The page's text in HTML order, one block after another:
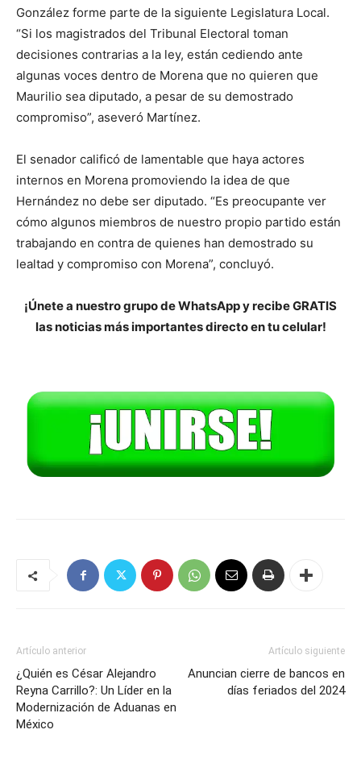
González forme parte de la siguiente Legislatura Local.
“Si los magistrados del Tribunal Electoral toman
decisiones contrarias a la ley, están cediendo ante
algunas voces dentro de Morena que no quieren que
Maurilio sea diputado, a pesar de su demostrado
compromiso”, aseveró Martínez.
El senador calificó de lamentable que haya actores
internos en Morena promoviendo la idea de que
Hernández no debe ser diputado. “Es preocupante ver
cómo algunos miembros de nuestro propio partido están
trabajando en contra de quienes han demostrado su
lealtad y compromiso con Morena”, concluyó.
¡Únete a nuestro grupo de WhatsApp y recibe GRATIS
las noticias más importantes directo en tu celular!
Artículo anterior
¿Quién es César Alejandro
Reyna Carrillo?: Un Líder en la
Modernización de Aduanas en
México
Artículo siguiente
Anuncian cierre de bancos en
días feriados del 2024